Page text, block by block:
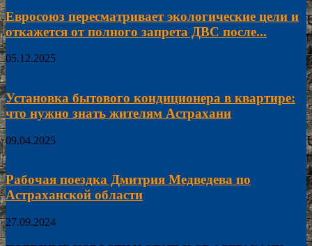
Евросоюз пересматривает экологические цели и
откажется от полного запрета ДВС после...
05.12.2025
Установка бытового кондиционера в квартире:
что нужно знать жителям Астрахани
09.04.2025
Рабочая поездка Дмитрия Медведева по
Астраханской области
27.09.2024